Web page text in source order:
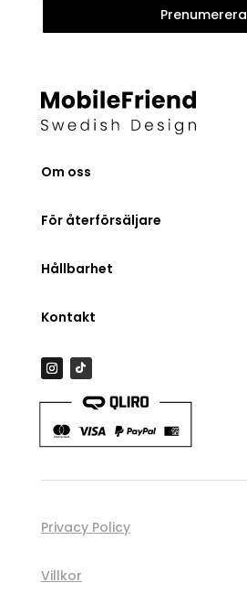
Prenumerera
Om oss
För återförsäljare
Hållbarhet
Kontakt
Privacy Policy
Villkor